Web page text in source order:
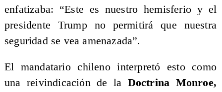
enfatizaba: “Este es nuestro hemisferio y el
presidente Trump no permitirá que nuestra
seguridad se vea amenazada”.
El mandatario chileno interpretó esto como
una reivindicación de la Doctrina Monroe,